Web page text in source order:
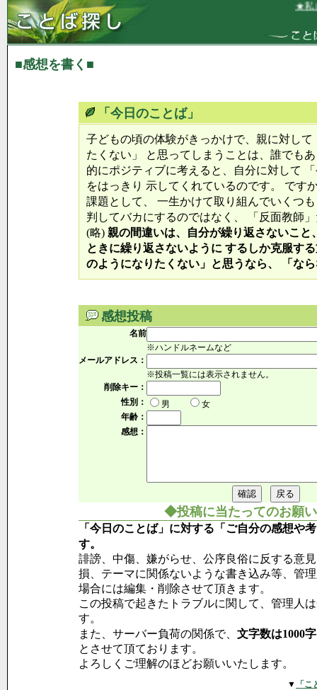
★私は
■感想を書く■
「今日のことば」
子どもの頃の体験がきっかけで、親に対し
たくない」 と思ってしまうことは、誰でも
的にポジティブに考えると、自分に対して
をはっきり 示してくれているのです。 です
課題として、 一生かけて取り組んでいくつ
判してバカにするのではなく、 「反面教師
(略) 親の間違いは、自分が繰り返さないこと
ときに繰り返さないように するしか克服す
のようになりたくない」と思うなら、 「な
感想投稿
名前
※ハンドルネームなど
メールアドレス：
※投稿一覧には表示されません。
削除キー：
性別：
男
女
年齢：
感想：
◆投稿に当たってのお願
「今日のことば」に対する「ご自分の感想や
す。
誹謗、中傷、嫌がらせ、公序良俗に反する意
損、テーマに関係ないような書き込み等、管
場合には編集・削除させて頂きます。
この投稿で起きたトラブルに関して、管理人
す。
また、サーバー負荷の関係で、 文字数は1000
とさせて頂ております。
よろしくご理解のほどお願いいたします。
▼ 「